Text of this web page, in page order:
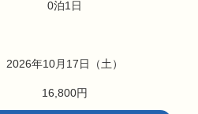
0泊1日
2026年10月17日（土）
16,800円